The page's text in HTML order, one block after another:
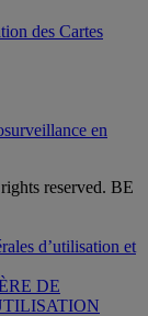
des Cartes
en
reserved. BE
d’utilisation et
DE